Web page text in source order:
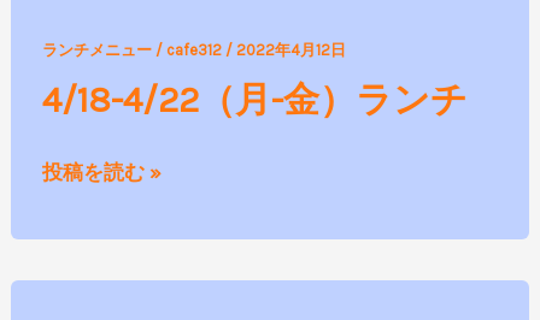
ト
や
ま
ランチメニュー/ cafe312 / 2022年4月12日
4/18-4/22（月-金）ランチ
4/22（月-
金）
ン
投稿を読む »